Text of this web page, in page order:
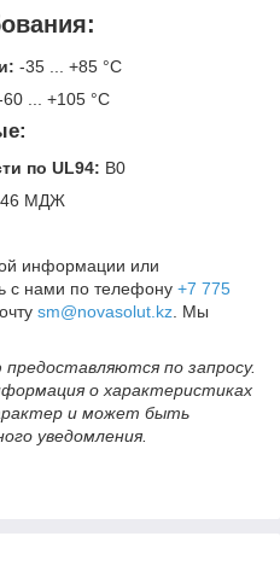
-35 ... +85 °C
60 ... +105 °C
по UL94: В0
МДЖ
информации или
с нами по телефону +7 775
sm@novasolut.kz . Мы
по запросу.
о характеристиках
и может быть
уведомления.